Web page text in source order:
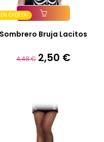
¡EN OFERTA!
Añadir A La Cesta
Sombrero Bruja Lacitos
Precio
4,48 € Precio
2,50 €